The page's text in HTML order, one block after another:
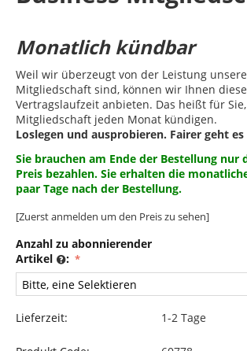
Monatlich kündbar
Weil wir überzeugt von der Leistung
Mitgliedschaft sind, können wir Ihnen
Vertragslaufzeit anbieten. Das heißt für
Mitgliedschaft jeden Monat kündigen.
Loslegen und ausprobieren. Fairer geht
Sie brauchen am Ende der Bestellung nur
Preis bezahlen. Sie erhalten die
paar Tage nach der Bestellung.
[Zuerst anmelden um den Preis zu sehen]
Anzahl zu abonnierender
Artikel
:
Lieferzeit: 1-2 Tage